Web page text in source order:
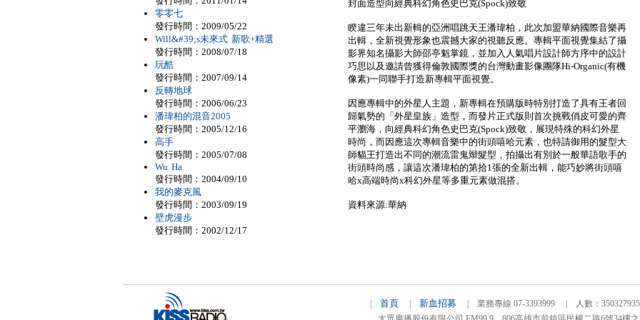
封面造型向經典科幻角色史巴克(Spock)致敬
睽違三年未出新輯的亞洲唱跳天王潘瑋柏，此次加盟華納國際音樂再
出輯，全新視覺形象也震撼大家的視聽反應。專輯平面視覺集結了攝
影界知名攝影大師邵亭魁掌鏡，並加入人氣唱片設計師方序中的設計
巧思以及邀請曾獲得倫敦國際獎的台灣動畫影像團隊Hi-Organic(有機
像素)一同聯手打造新專輯平面視覺。
因應專輯中的外星人主題，新專輯在預購版時特別打造了具有王者回
歸氣勢的「外星皇族」造型，而發片正式版則首次挑戰俏皮可愛的齊
平瀏海，向經典科幻角色史巴克(Spock)致敬，展現特殊的科幻外星
時尚，而因應這次專輯音樂中的街頭嘻哈元素，也特請御用的髮型大
師貓王打造出不同的潮流雷鬼辮髮型，拍攝出有別於一般華語歌手的
街頭時尚感，讓這次潘瑋柏的第拾1張的全新出輯，能巧妙將街頭嘻
哈x高端時尚x科幻外星等多重元素做混搭。
資料來源:華納
零零七
發行時間：2009/05/22
Will&#39;s未來式 新歌+精選
發行時間：2008/07/18
玩酷
發行時間：2007/09/14
反轉地球
發行時間：2006/06/23
潘瑋柏的混音2005
發行時間：2005/12/16
高手
發行時間：2005/07/08
Wu Ha
發行時間：2004/09/10
我的麥克風
發行時間：2003/09/19
壁虎漫步
發行時間：2002/12/17
首頁 新血招募 | 業務專線 07-3393999 | 人數：